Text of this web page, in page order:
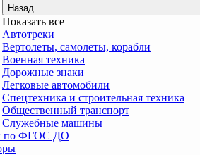
Назад
Показать все
Автотреки
Вертолеты, самолеты, корабли
Военная техника
Дорожные знаки
Легковые автомобили
Спецтехника и строительная техника
Общественный транспорт
Служебные машины
по ФГОС ДО